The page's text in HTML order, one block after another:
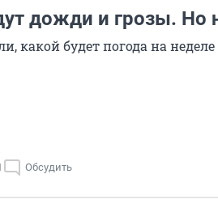
дожди и грозы. Но
какой будет погода на неделе
Обсудить